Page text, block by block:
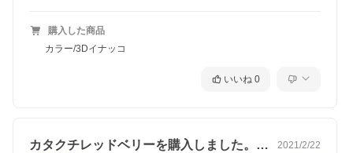
購入した商品
カラー/3Dイナッコ
いいね 0
カタクチレッドベリーを購入しました。こ… 2021/2/22